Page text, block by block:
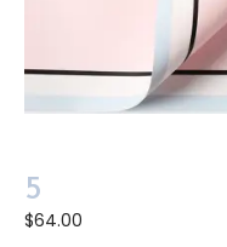
5
$64.00